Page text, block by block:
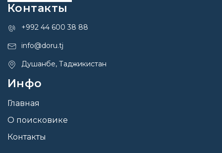
Контакты
+992 44 600 38 88
info@doru.tj
Душанбе, Таджикистан
Инфо
Главная
О поисковике
Контакты